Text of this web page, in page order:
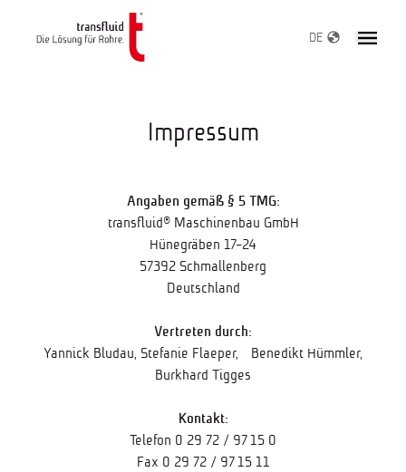
DE
Impressum
Angaben gemäß § 5 TMG:
transfluid® Maschinenbau GmbH
Hünegräben 17-24
57392 Schmallenberg
Deutschland
Vertreten durch:
Yannick Bludau, Stefanie Flaeper, Benedikt Hümmler,
Burkhard Tigges
Kontakt:
Telefon 0 29 72 / 97 15 0
Fax 0 29 72 / 97 15 11